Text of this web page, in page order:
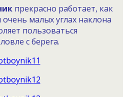
прекрасно работает, как
малых углах наклона
пользоваться
с берега.